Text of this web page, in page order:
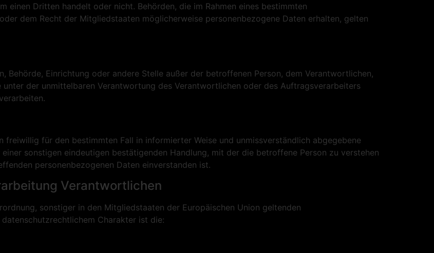
einen Dritten handelt oder nicht. Behörden, die im Rahmen eines bestimmten
dem Recht der Mitgliedstaaten möglicherweise personenbezogene Daten erhalten, gelten
Behörde, Einrichtung oder andere Stelle außer der betroffenen Person, dem Verantwortlichen,
der unmittelbaren Verantwortung des Verantwortlichen oder des Auftragsverarbeiters
für den bestimmten Fall in informierter Weise und unmissverständlich abgegebene
sonstigen eindeutigen bestätigenden Handlung, mit der die betroffene Person zu verstehen
personenbezogenen Daten einverstanden ist.
Verantwortlichen
sonstiger in den Mitgliedstaaten der Europäischen Union geltenden
Charakter ist die: